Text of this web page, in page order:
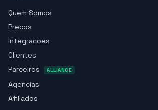
Quem Somos
Precos
Integracoes
Clientes
Parceiros
ALLIANCE
Agencias
Afiliados